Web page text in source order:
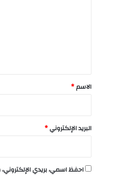
*
الاسم*
البريد الإلكتروني*
احفظ اسمي، بريدي